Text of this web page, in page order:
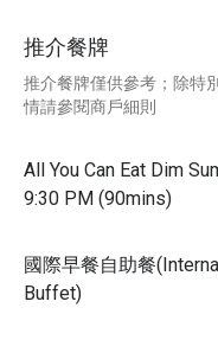
推介餐牌
推介餐牌僅供參考；除特
情請參閱商戶細則
All You Can Eat Dim
9:30 PM (90mins)
國際早餐自助餐
Buffet)